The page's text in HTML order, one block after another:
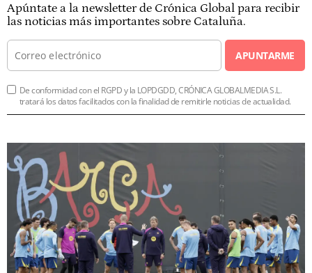
Apúntate a la newsletter de Crónica Global para recibir
las noticias más importantes sobre Cataluña.
APUNTARME
De conformidad con el RGPD y la LOPDGDD, CRÓNICA GLOBALMEDIA S.L.
tratará los datos facilitados con la finalidad de remitirle noticias de actualidad.